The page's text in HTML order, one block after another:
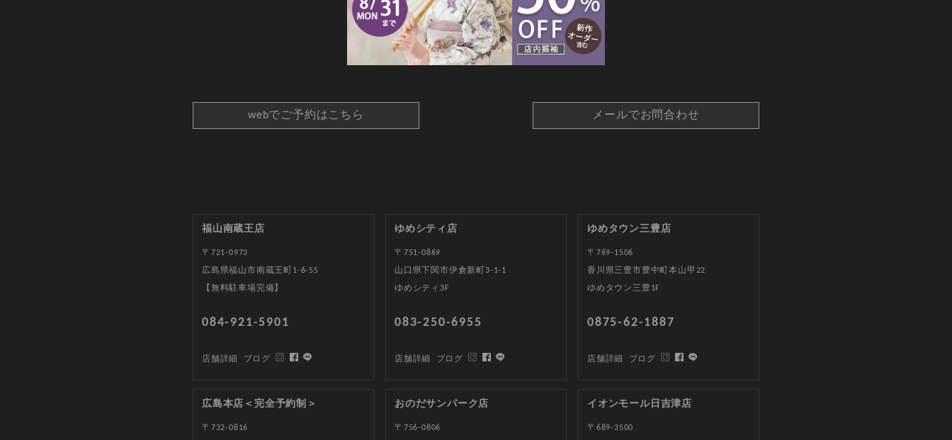
CONTACT
webでご予約はこちら メールでお問合わせ
福山南蔵王店
〒721-0973
広島県福山市南蔵王町1-6-55
【無料駐車場完備】
084-921-5901
店舗詳細 ブログ
ゆめシティ店
〒751-0869
山口県下関市伊倉新町3-1-1
ゆめシティ3F
083-250-6955
店舗詳細 ブログ
ゆめタウン三豊店
〒769-1506
香川県三豊市豊中町本山甲22
ゆめタウン三豊1F
0875-62-1887
店舗詳細 ブログ
広島本店＜完全予約制＞
〒732-0816
おのだサンパーク店
〒756-0806
イオンモール日吉津店
〒689-3500